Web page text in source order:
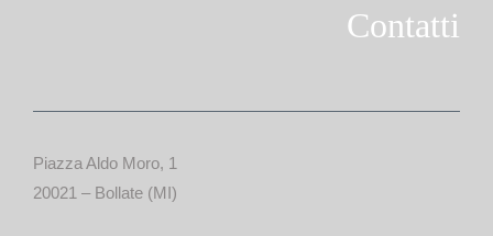
Contatti
Piazza Aldo Moro, 1
20021 – Bollate (MI)